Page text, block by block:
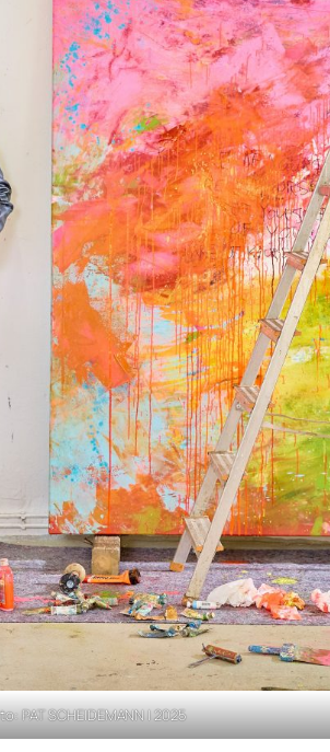
PAT SCHEIDEMANN | 2025